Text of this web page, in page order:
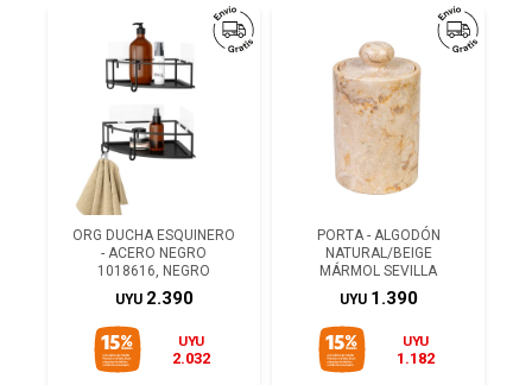
ORG DUCHA ESQUINERO
- ACERO NEGRO
1018616, NEGRO
UYU 2.390
UYU
2.032
PORTA - ALGODÓN
NATURAL/BEIGE
MÁRMOL SEVILLA
UYU 1.390
UYU
1.182